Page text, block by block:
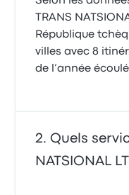
TRANS
République
villes avec 8
de l’année
Quels
NATSIONAL